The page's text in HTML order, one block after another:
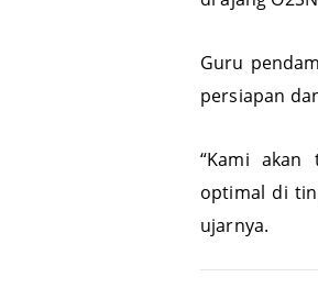
di ajang
Guru
persiapan
“Kami
optimal di
ujarnya.